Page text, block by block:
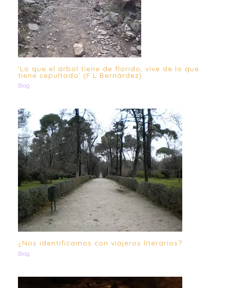
‘Lo que el árbol tiene de florido, vive de lo que
tiene sepultado’ (F L Bernárdez)
Blog
¿Nos identificamos con viajeros literarios?
Blog